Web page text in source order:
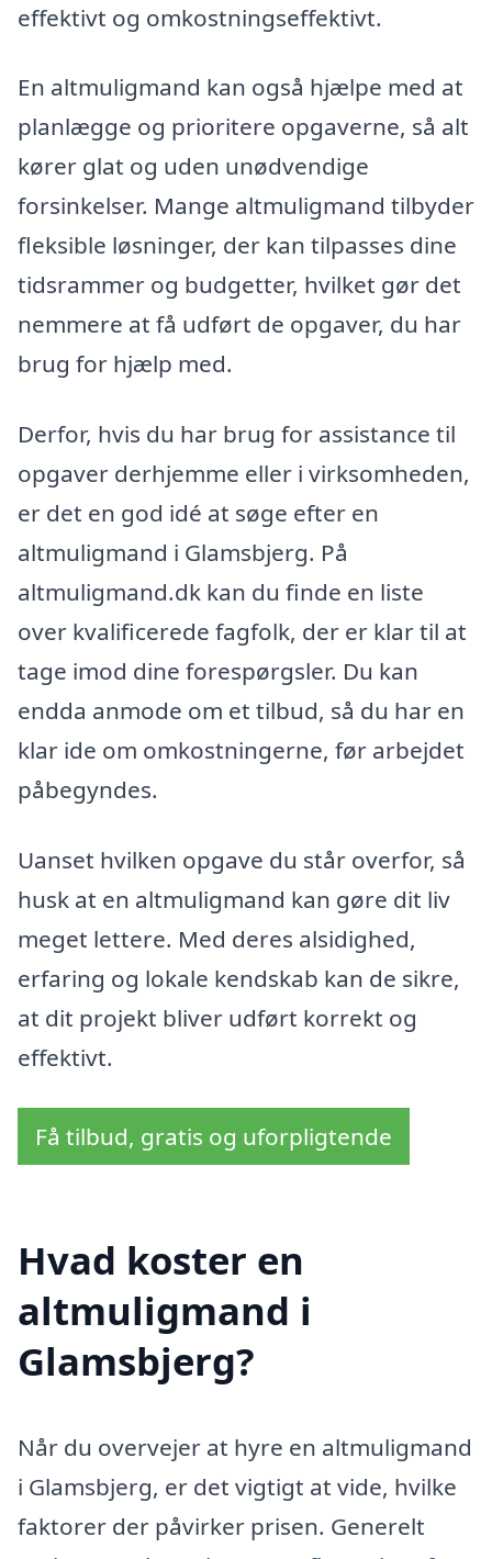
effektivt og omkostningseffektivt.
En altmuligmand kan også hjælpe med at
planlægge og prioritere opgaverne, så alt
kører glat og uden unødvendige
forsinkelser. Mange altmuligmand tilbyder
fleksible løsninger, der kan tilpasses dine
tidsrammer og budgetter, hvilket gør det
nemmere at få udført de opgaver, du har
brug for hjælp med.
Derfor, hvis du har brug for assistance til
opgaver derhjemme eller i virksomheden,
er det en god idé at søge efter en
altmuligmand i Glamsbjerg. På
altmuligmand.dk kan du finde en liste
over kvalificerede fagfolk, der er klar til at
tage imod dine forespørgsler. Du kan
endda anmode om et tilbud, så du har en
klar ide om omkostningerne, før arbejdet
påbegyndes.
Uanset hvilken opgave du står overfor, så
husk at en altmuligmand kan gøre dit liv
meget lettere. Med deres alsidighed,
erfaring og lokale kendskab kan de sikre,
at dit projekt bliver udført korrekt og
effektivt.
Få tilbud, gratis og uforpligtende
Hvad koster en
altmuligmand i
Glamsbjerg?
Når du overvejer at hyre en altmuligmand
i Glamsbjerg, er det vigtigt at vide, hvilke
faktorer der påvirker prisen. Generelt